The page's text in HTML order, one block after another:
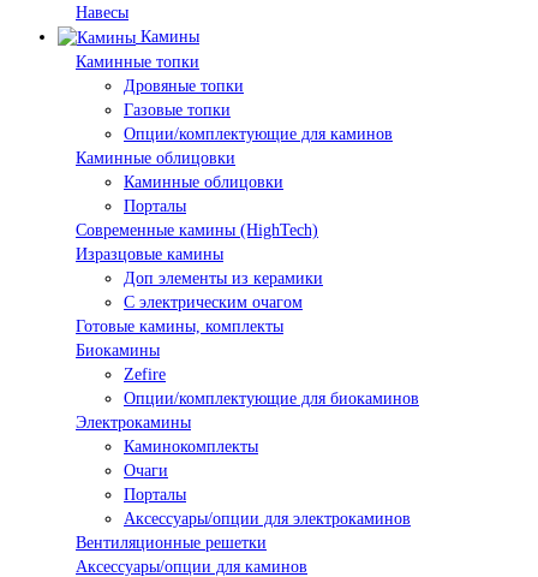
Навесы
Камины
Каминные топки
Дровяные топки
Газовые топки
Опции/комплектующие для каминов
Каминные облицовки
Каминные облицовки
Порталы
Современные камины (HighTech)
Изразцовые камины
Доп элементы из керамики
С электрическим очагом
Готовые камины, комплекты
Биокамины
Zefire
Опции/комплектующие для биокаминов
Электрокамины
Каминокомплекты
Очаги
Порталы
Аксессуары/опции для электрокаминов
Вентиляционные решетки
Аксессуары/опции для каминов